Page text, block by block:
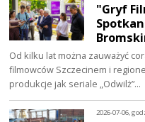
"Gryf
Od kilku lat można zauważyć
filmowców Szczecinem i
produkcje jak seriale „Odwilż”…
2026-07-06,